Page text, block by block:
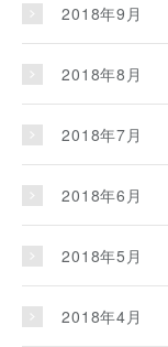
2018年9月
2018年8月
2018年7月
2018年6月
2018年5月
2018年4月